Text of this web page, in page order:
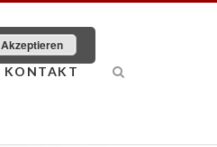
KONTAKT
Akzeptieren